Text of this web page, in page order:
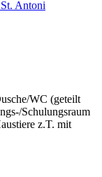
WC (geteilt
Schulungsraum
z.T. mit